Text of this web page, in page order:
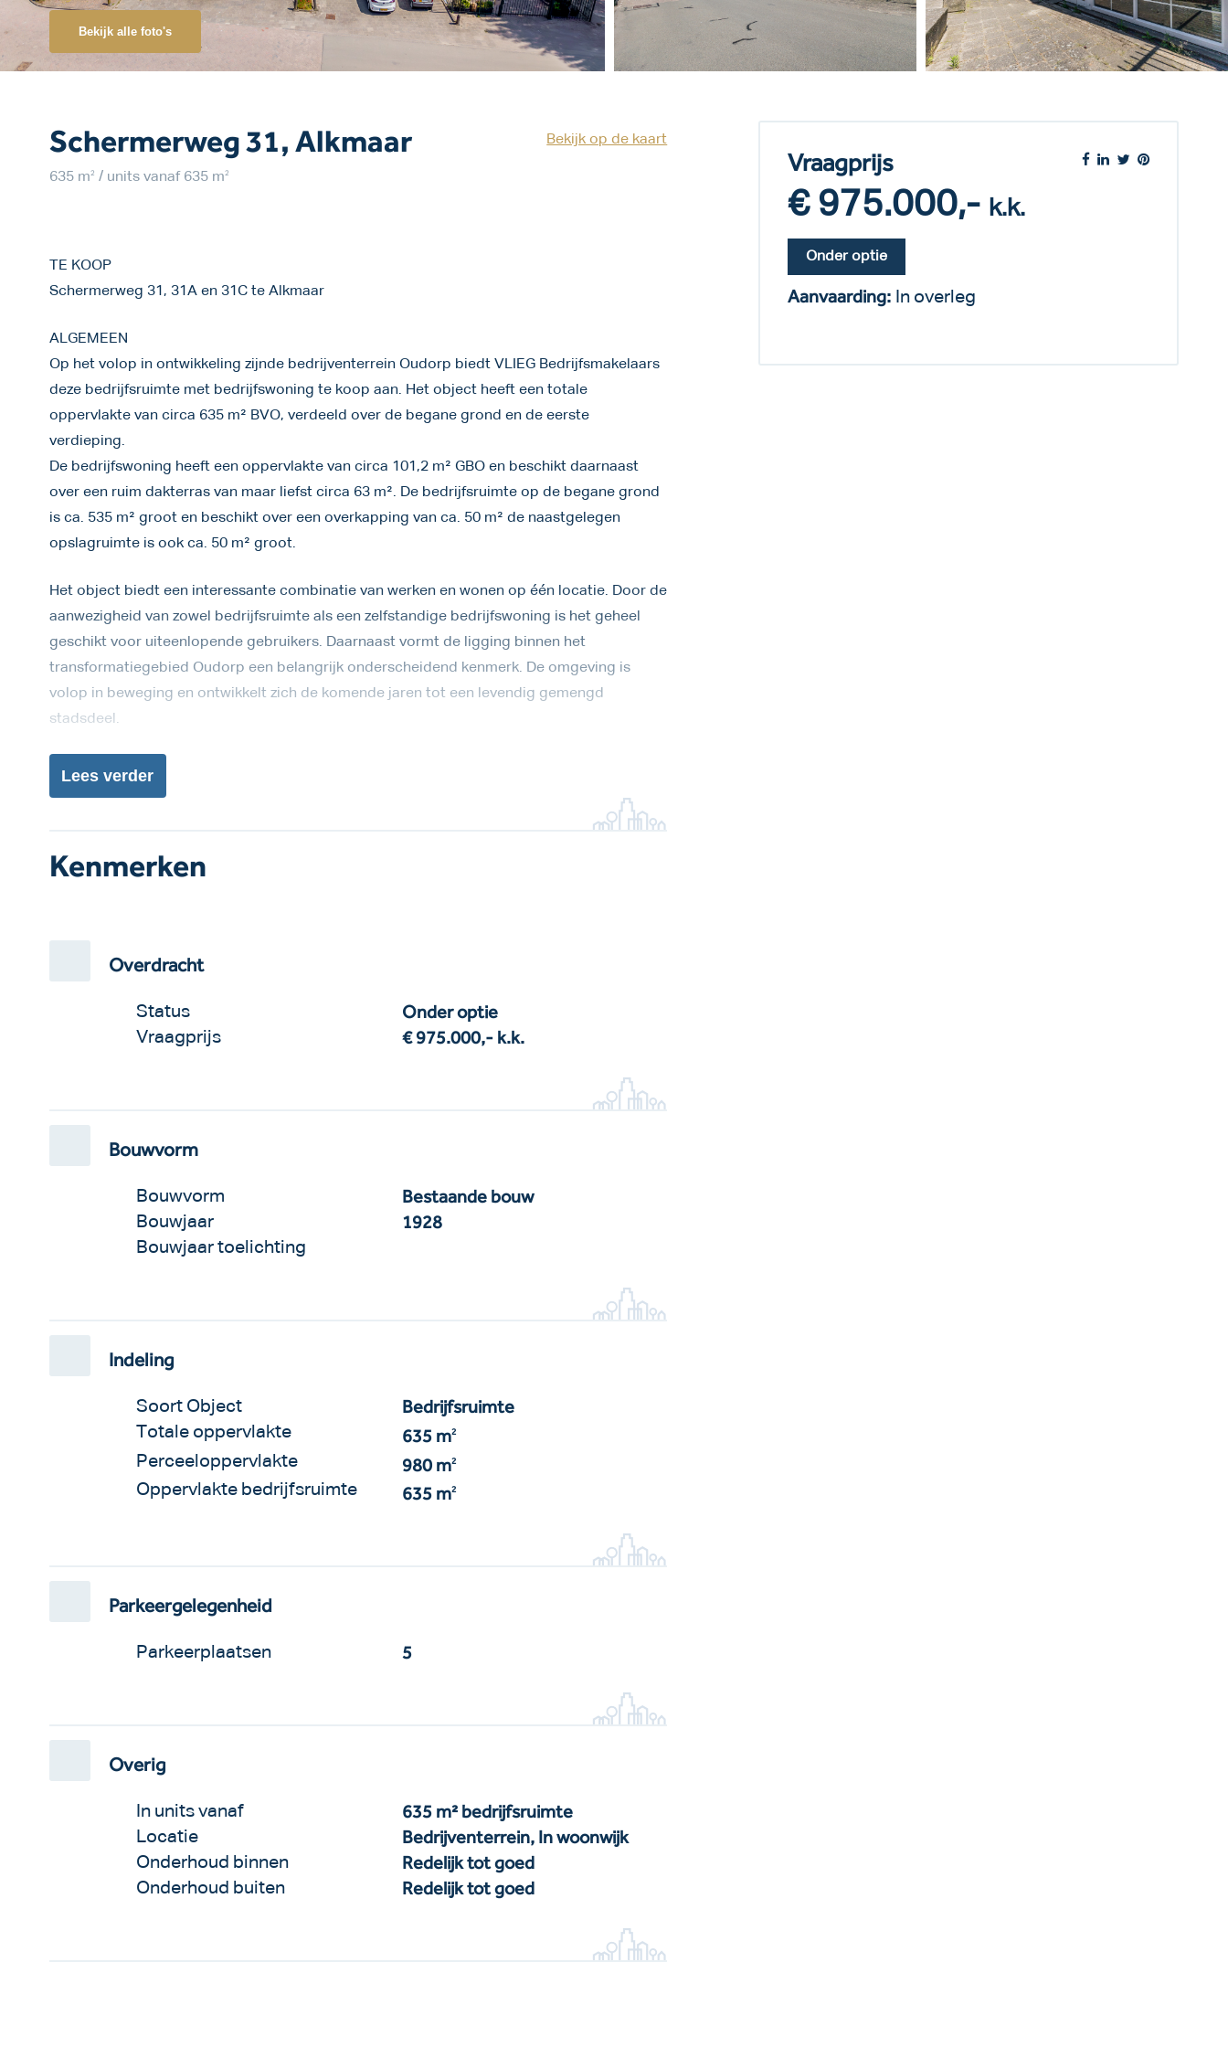
Bekijk alle foto's
Schermerweg 31, Alkmaar
635 m2 / units vanaf 635 m2
Bekijk op de kaart
TE KOOP
Schermerweg 31, 31A en 31C te Alkmaar
ALGEMEEN
Op het volop in ontwikkeling zijnde bedrijventerrein Oudorp biedt VLIEG Bedrijfsmakelaars
deze bedrijfsruimte met bedrijfswoning te koop aan. Het object heeft een totale
oppervlakte van circa 635 m² BVO, verdeeld over de begane grond en de eerste
verdieping.
De bedrijfswoning heeft een oppervlakte van circa 101,2 m² GBO en beschikt daarnaast
over een ruim dakterras van maar liefst circa 63 m². De bedrijfsruimte op de begane grond
is ca. 535 m² groot en beschikt over een overkapping van ca. 50 m² de naastgelegen
opslagruimte is ook ca. 50 m² groot.
Het object biedt een interessante combinatie van werken en wonen op één locatie. Door de
aanwezigheid van zowel bedrijfsruimte als een zelfstandige bedrijfswoning is het geheel
geschikt voor uiteenlopende gebruikers. Daarnaast vormt de ligging binnen het
transformatiegebied Oudorp een belangrijk onderscheidend kenmerk. De omgeving is
volop in beweging en ontwikkelt zich de komende jaren tot een levendig gemengd
stadsdeel.
Leesverder
Kenmerken
Overdracht
Status Onder optie
Vraagprijs € 975.000,- k.k.
Bouwvorm
Bouwvorm Bestaande bouw
Bouwjaar 1928
Bouwjaar toelichting
Indeling
Soort Object Bedrijfsruimte
Totale oppervlakte 635 m2
Perceeloppervlakte 980 m2
Oppervlakte bedrijfsruimte 635 m2
Parkeergelegenheid
Parkeerplaatsen 5
Overig
In units vanaf 635 m² bedrijfsruimte
Locatie Bedrijventerrein, In woonwijk
Onderhoud binnen Redelijk tot goed
Onderhoud buiten Redelijk tot goed
Vraagprijs
€ 975.000,- k.k.
Onder optie
Aanvaarding: In overleg